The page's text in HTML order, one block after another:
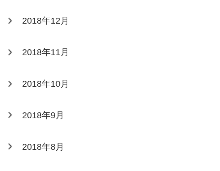
2018年12月
2018年11月
2018年10月
2018年9月
2018年8月